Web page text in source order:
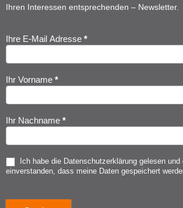
Ihren Interessen entsprechenden – Newsletter.
Newsletter
Anmeldung
Ihre E-Mail Adresse *
Ihr Vorname *
Ihr Nachname *
Ich habe die Datenschutzerklärung gelesen und
einverstanden, dass meine Daten gespeichert